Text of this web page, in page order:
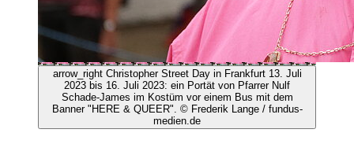
arrow_right Christopher Street Day in Frankfurt 13. Juli
2023 bis 16. Juli 2023: ein Portät von Pfarrer Nulf
Schade-James im Kostüm vor einem Bus mit dem
Banner "HERE & QUEER". © Frederik Lange / fundus-
medien.de